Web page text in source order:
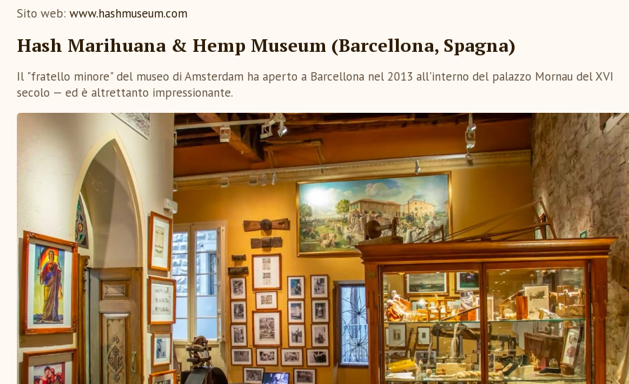
Sito web: www.hashmuseum.com
Hash Marihuana & Hemp Museum (Barcellona, Spagna)
Il "fratello minore" del museo di Amsterdam ha aperto a Barcellona nel 2013 all'interno del palazzo Mornau del XVI
secolo — ed è altrettanto impressionante.